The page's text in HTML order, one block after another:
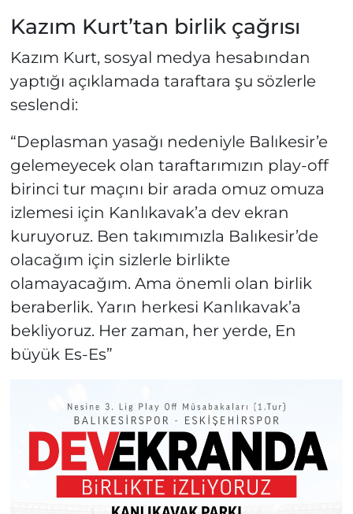
Kazım Kurt’tan birlik çağrısı
Kazım Kurt, sosyal medya hesabından
yaptığı açıklamada taraftara şu sözlerle
seslendi:
“Deplasman yasağı nedeniyle Balıkesir’e
gelemeyecek olan taraftarımızın play-off
birinci tur maçını bir arada omuz omuza
izlemesi için Kanlıkavak’a dev ekran
kuruyoruz. Ben takımımızla Balıkesir’de
olacağım için sizlerle birlikte
olamayacağım. Ama önemli olan birlik
beraberlik. Yarın herkesi Kanlıkavak’a
bekliyoruz. Her zaman, her yerde, En
büyük Es-Es”